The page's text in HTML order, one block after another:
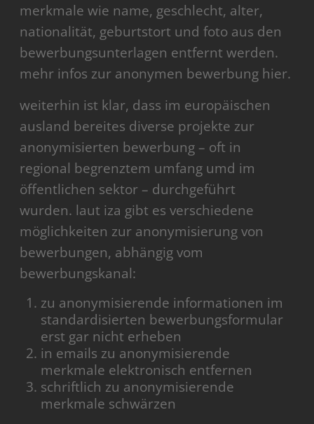
merkmale wie name, geschlecht, alter,
nationalität, geburtstort und foto aus den
bewerbungsunterlagen entfernt werden.
mehr infos zur anonymen bewerbung hier.
weiterhin ist klar, dass im europäischen
ausland bereites diverse projekte zur
anonymisierten bewerbung – oft in
regional begrenztem umfang umd im
öffentlichen sektor – durchgeführt
wurden. laut iza gibt es verschiedene
möglichkeiten zur anonymisierung von
bewerbungen, abhängig vom
bewerbungskanal:
zu anonymisierende informationen im
standardisierten bewerbungsformular
erst gar nicht erheben
in emails zu anonymisierende
merkmale elektronisch entfernen
schriftlich zu anonymisierende
merkmale schwärzen